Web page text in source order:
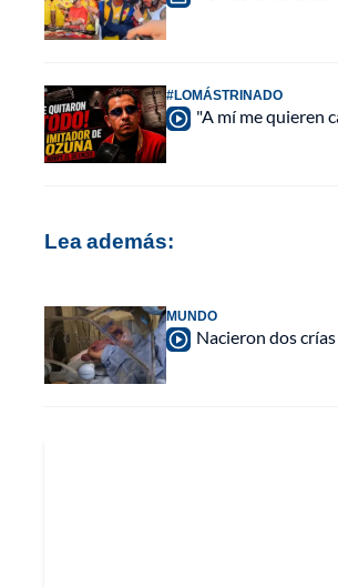
#LOMÁSTRINADO
"A mí me quieren
Lea además:
MUNDO
Nacieron dos